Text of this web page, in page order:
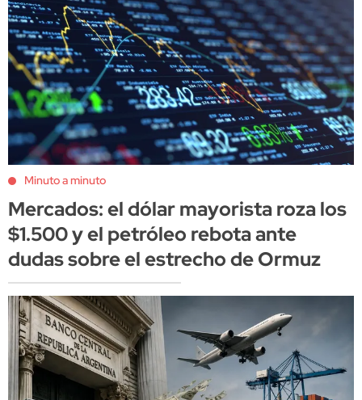
Minuto a minuto
Mercados: el dólar mayorista roza los
$1.500 y el petróleo rebota ante
dudas sobre el estrecho de Ormuz